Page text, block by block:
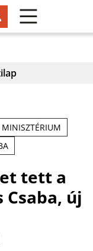
MINISZTÉRIUM
tett a
új